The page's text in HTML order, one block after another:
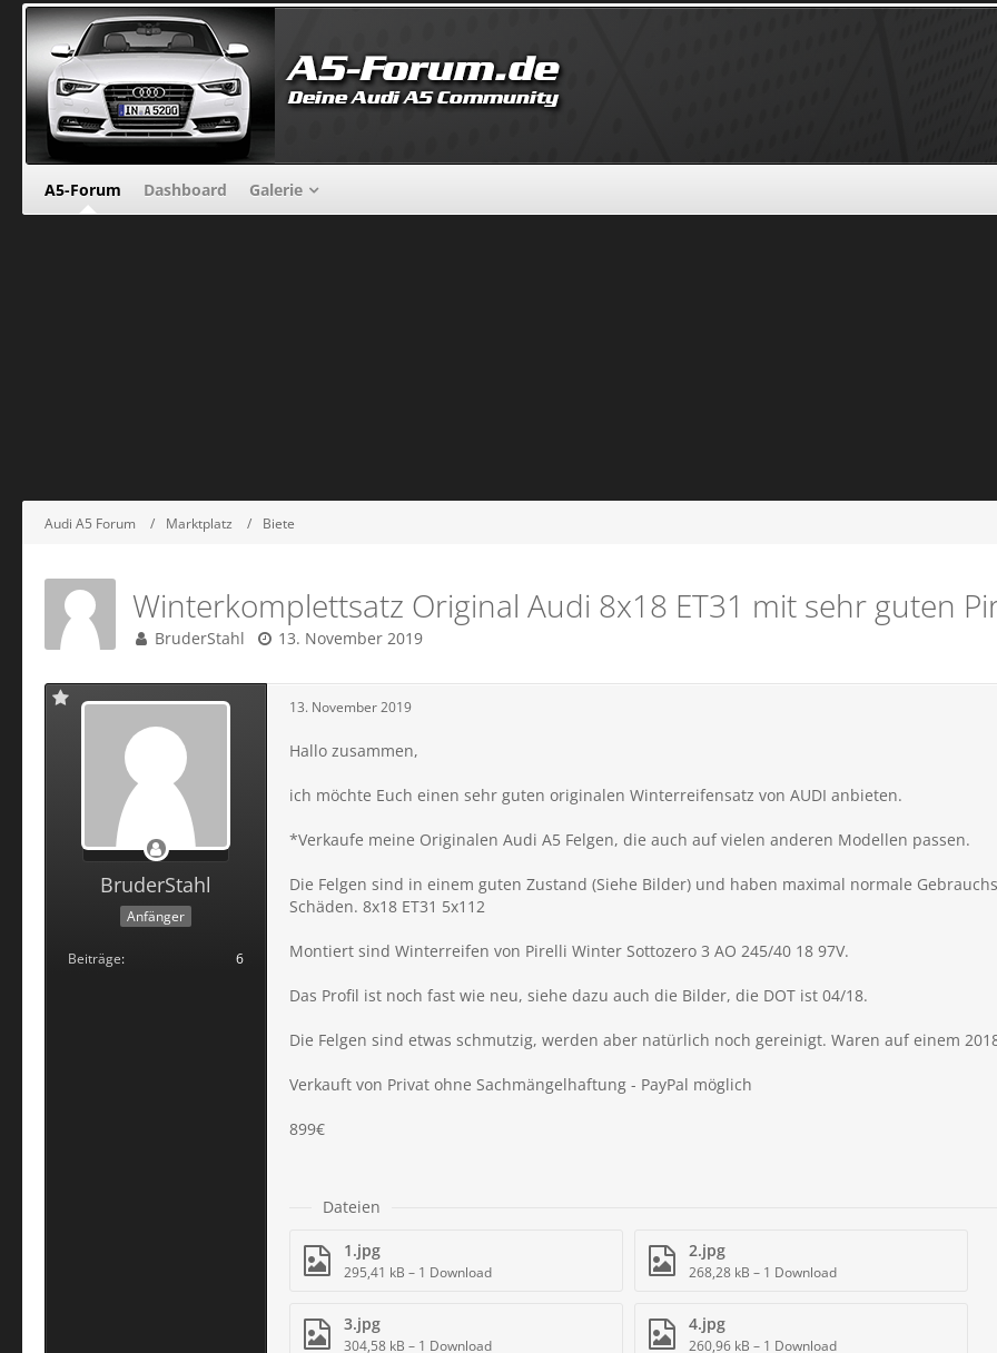
A5-Forum Dashboard Galerie
Audi A5 Forum Marktplatz Biete
Winterkomplettsatz Original Audi 8x18 ET31 mit sehr guten
BruderStahl 13. November 2019
BruderStahl
Anfänger
Beiträge 6
13. November 2019
Hallo zusammen,
ich möchte Euch einen sehr guten originalen Winterreifensatz von AUDI anbieten.
*Verkaufe meine Originalen Audi A5 Felgen, die auch auf vielen anderen Modellen passen.
Die Felgen sind in einem guten Zustand (Siehe Bilder) und haben maximal normale
Schäden. 8x18 ET31 5x112
Montiert sind Winterreifen von Pirelli Winter Sottozero 3 AO 245/40 18 97V.
Das Profil ist noch fast wie neu, siehe dazu auch die Bilder, die DOT ist 04/18.
Die Felgen sind etwas schmutzig, werden aber natürlich noch gereinigt. Waren auf einem
Verkauft von Privat ohne Sachmängelhaftung - PayPal möglich
899€
Dateien
1.jpg
295,41 kB – 1 Download
2.jpg
268,28 kB – 1 Download
3.jpg
304,58 kB – 1 Download
4.jpg
260,96 kB – 1 Download